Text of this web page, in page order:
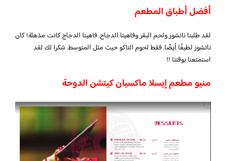
أفضل أطباق المطعم
لقد طلبنا ناتشوز ولحم البقر وفاهيتا الدجاج. فاهيتا الدجاج كانت مذهلة! كان
ناتشوز لطيفًا أيضًا. فقط لحوم التاكو حيث مثل المتوسط. شكرا لك لقد
استمتعنا بوقتنا !!
منيو مطعم إيسلا ماكسيان كيتشن الدوحة